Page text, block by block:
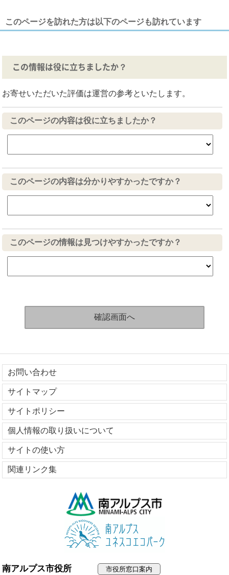
このページを訪れた方は以下のページも訪れています
この情報は役に立ちましたか？
お寄せいただいた評価は運営の参考といたします。
このページの内容は役に立ちましたか？
このページの内容は分かりやすかったですか？
このページの情報は見つけやすかったですか？
お問い合わせ
サイトマップ
サイトポリシー
個人情報の取り扱いについて
サイトの使い方
関連リンク集
南アルプス市役所 市役所窓口案内